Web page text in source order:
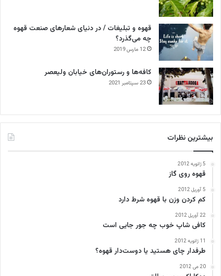
قهوه و تبلیغات / در دنیای شعارهای صنعت قهوه
چه می‌گذرد؟
12 مارس 2019
کافه‌ها و رستوران‌های خیابان ولیعصر
23 سپتامبر 2021
بیشترین نظرات
5 ژانویه 2012
قهوه روی گاز
5 آوریل 2012
کم کردن وزن با قهوه شرط دارد
22 آوریل 2012
کافی‌ شاپ خوب چه جور جایی است
11 ژانویه 2012
طرفدار چای هستید یا دوست‌دار قهوه؟
20 می 2012